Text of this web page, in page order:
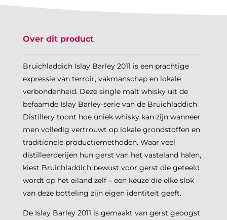
Over dit product
Bruichladdich Islay Barley 2011 is een prachtige
expressie van terroir, vakmanschap en lokale
verbondenheid. Deze single malt whisky uit de
befaamde Islay Barley-serie van de Bruichladdich
Distillery toont hoe uniek whisky kan zijn wanneer
men volledig vertrouwt op lokale grondstoffen en
traditionele productiemethoden. Waar veel
distilleerderijen hun gerst van het vasteland halen,
kiest Bruichladdich bewust voor gerst die geteeld
wordt op het eiland zelf – een keuze die elke slok
van deze botteling zijn eigen identiteit geeft.
De Islay Barley 2011 is gemaakt van gerst geoogst